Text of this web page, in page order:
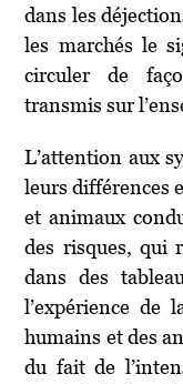
dans les
les marchés le
circuler de
transmis sur
L’attention aux
leurs différences
et animaux
des risques, qui
dans des
l’expérience de
humains et des
du fait de